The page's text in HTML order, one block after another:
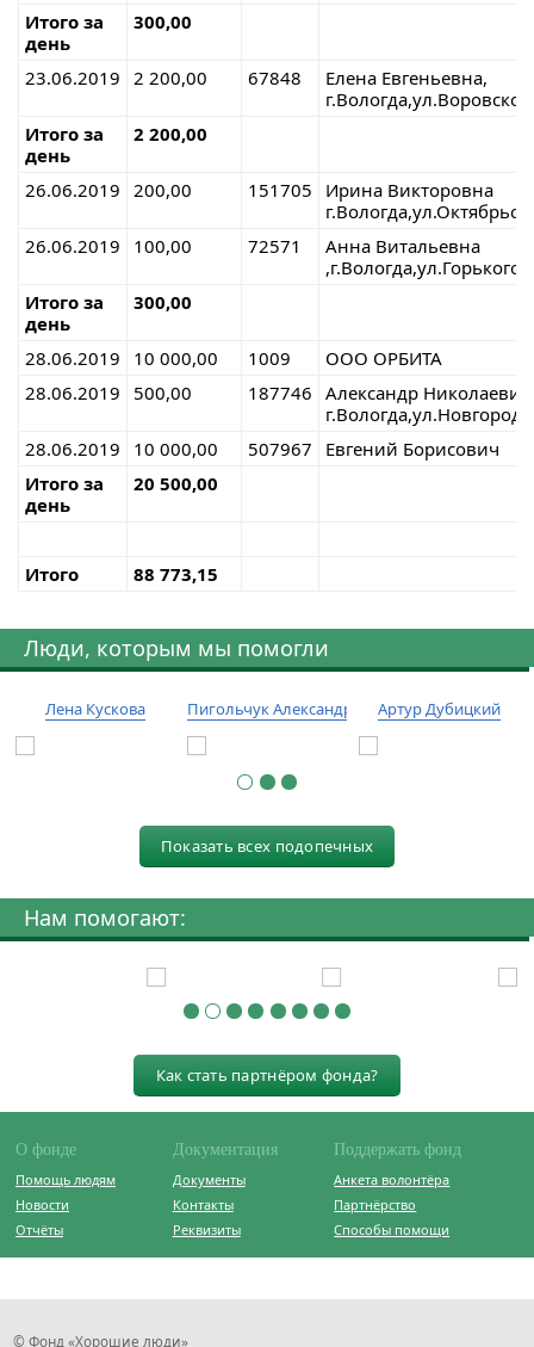
Итого за
день
300,00
23.06.2019 2 200,00 67848
Елена Евгеньевна,
Итого за
день
2 200,00
26.06.2019 200,00 151705
Ирина Викторовна
26.06.2019
100,00 72571
Анна Витальевна
,г.Вологда,ул.Горького
Итого за
день
300,00
28.06.2019 10 000,00 1009
ООО ОРБИТА
28.06.2019
500,00 187746 Александр
28.06.2019
10 000,00 507967
Евгений Борисович
Итого за
день
20 500,00
Итого 88 773,15
Люди, которым мы помогли
Лена Кускова Пигольчук Александр Артур Дубицкий
Показать всех подопечных
Нам помогают:
Как стать партнёром фонда?
О фонде
Помощь людям
Новости
Отчёты
Документация
Документы
Контакты
Реквизиты
Поддержать фонд
Анкета волонтёра
Партнёрство
Способы помощи
© Фонд «Хорошие люди»